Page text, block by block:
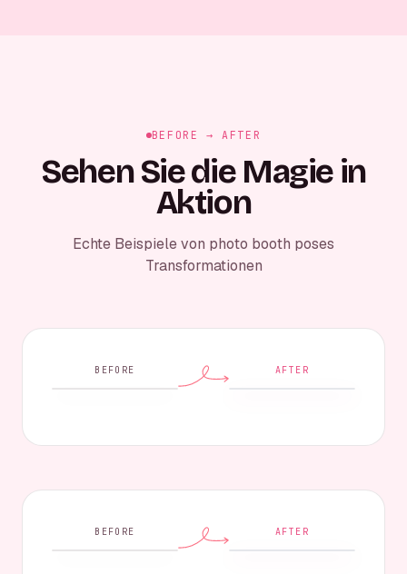
BEFORE → AFTER
Sehen Sie die Magie in
Aktion
Echte Beispiele von photo booth poses
Transformationen
BEFORE AFTER
BEFORE AFTER